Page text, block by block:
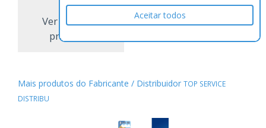
Ver todos os
produtos
Mais produtos do Fabricante / Distribuidor TOP SERVICE
DISTRIBU
Aceitar todos